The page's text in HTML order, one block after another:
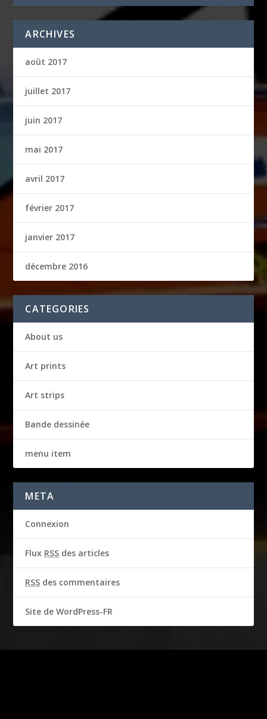
ARCHIVES
août 2017
juillet 2017
juin 2017
mai 2017
avril 2017
février 2017
janvier 2017
décembre 2016
CATEGORIES
About us
Art prints
Art strips
Bande dessinée
menu item
META
Connexion
Flux RSS des articles
RSS des commentaires
Site de WordPress-FR